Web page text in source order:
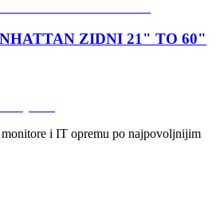
ZIDNI 21" TO 60"
i IT opremu po najpovoljnijim